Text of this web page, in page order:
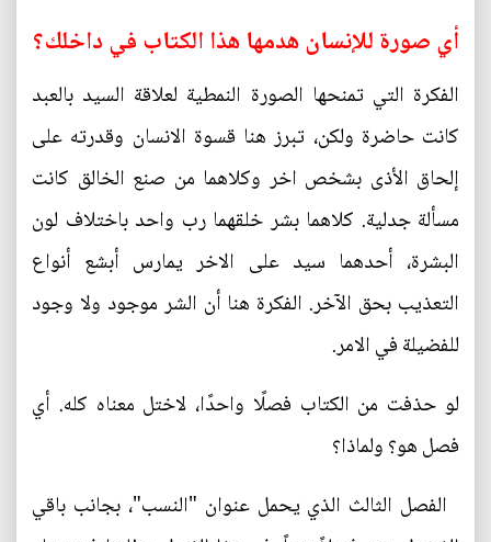
أي صورة للإنسان هدمها هذا الكتاب في داخلك؟
الفكرة التي تمنحها الصورة النمطية لعلاقة السيد بالعبد
كانت حاضرة ولكن، تبرز هنا قسوة الانسان وقدرته على
إلحاق الأذى بشخص اخر وكلاهما من صنع الخالق كانت
مسألة جدلية. كلاهما بشر خلقهما رب واحد باختلاف لون
البشرة، أحدهما سيد على الاخر يمارس أبشع أنواع
التعذيب بحق الآخر. الفكرة هنا أن الشر موجود ولا وجود
للفضيلة في الامر.
لو حذفت من الكتاب فصلًا واحدًا، لاختل معناه كله. أي
فصل هو؟ ولماذا؟
الفصل الثالث الذي يحمل عنوان "النسب"، بجانب باقي